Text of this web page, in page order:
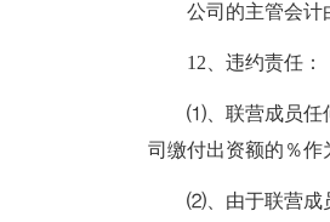
公司的主管会计
12、违约责任：
⑴、联营成员任
司缴付出资额的％作
⑵、由于联营成